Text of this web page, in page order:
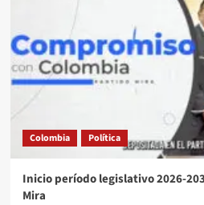
Colombia Política
Inicio período legislativo 2026-
Mira